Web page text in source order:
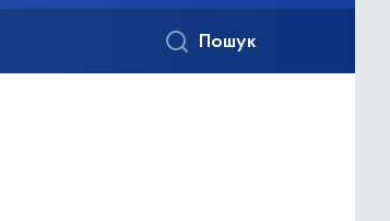
Пошук